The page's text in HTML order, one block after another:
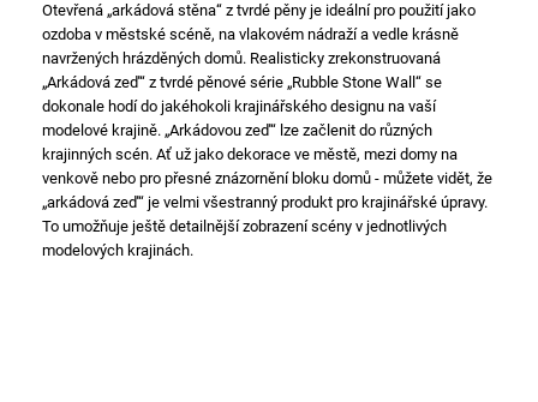
Otevřená „arkádová stěna“ z tvrdé pěny je ideální pro použití jako
ozdoba v městské scéně, na vlakovém nádraží a vedle krásně
navržených hrázděných domů. Realisticky zrekonstruovaná
„Arkádová zeď“ z tvrdé pěnové série „Rubble Stone Wall“ se
dokonale hodí do jakéhokoli krajinářského designu na vaší
modelové krajině. „Arkádovou zeď“ lze začlenit do různých
krajinných scén. Ať už jako dekorace ve městě, mezi domy na
venkově nebo pro přesné znázornění bloku domů - můžete vidět, že
„arkádová zeď“ je velmi všestranný produkt pro krajinářské úpravy.
To umožňuje ještě detailnější zobrazení scény v jednotlivých
modelových krajinách.